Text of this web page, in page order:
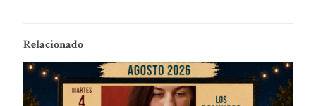
Relacionado